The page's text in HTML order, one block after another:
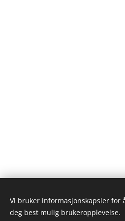
Vi bruker informasjonskapsler for
deg best mulig brukeropplevelse.